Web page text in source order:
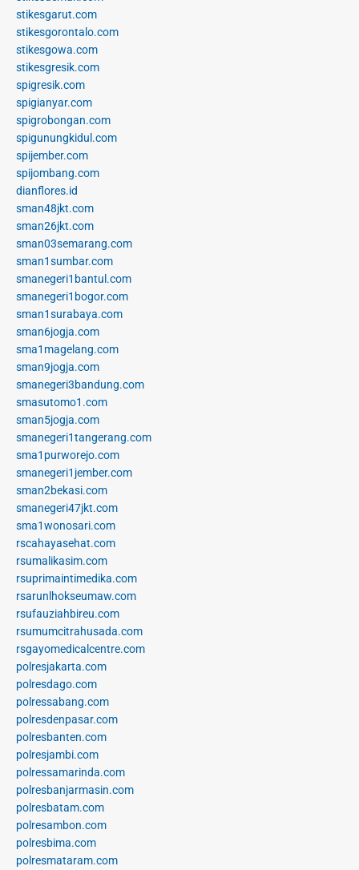
stikesgarut.com
stikesgorontalo.com
stikesgowa.com
stikesgresik.com
spigresik.com
spigianyar.com
spigrobongan.com
spigunungkidul.com
spijember.com
spijombang.com
dianflores.id
sman48jkt.com
sman26jkt.com
sman03semarang.com
sman1sumbar.com
smanegeri1bantul.com
smanegeri1bogor.com
sman1surabaya.com
sman6jogja.com
sma1magelang.com
sman9jogja.com
smanegeri3bandung.com
smasutomo1.com
sman5jogja.com
smanegeri1tangerang.com
sma1purworejo.com
smanegeri1jember.com
sman2bekasi.com
smanegeri47jkt.com
sma1wonosari.com
rscahayasehat.com
rsumalikasim.com
rsuprimaintimedika.com
rsarunlhokseumaw.com
rsufauziahbireu.com
rsumumcitrahusada.com
rsgayomedicalcentre.com
polresjakarta.com
polresdago.com
polressabang.com
polresdenpasar.com
polresbanten.com
polresjambi.com
polressamarinda.com
polresbanjarmasin.com
polresbatam.com
polresambon.com
polresbima.com
polresmataram.com